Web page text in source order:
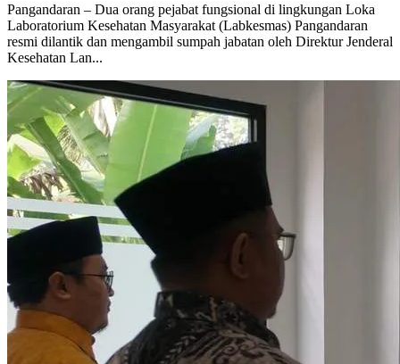
Pangandaran – Dua orang pejabat fungsional di lingkungan Loka
Laboratorium Kesehatan Masyarakat (Labkesmas) Pangandaran
resmi dilantik dan mengambil sumpah jabatan oleh Direktur Jenderal
Kesehatan Lan...